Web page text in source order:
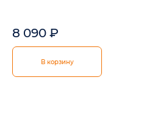
8 090 ₽
В корзину